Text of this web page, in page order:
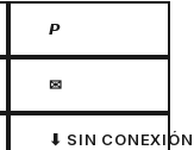
𝙋
✉
⬇ SIN CONEXIÓN